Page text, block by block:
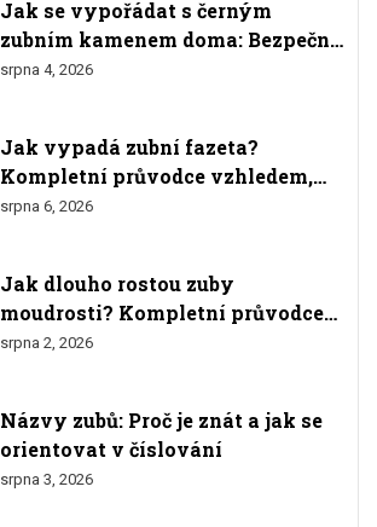
Jak se vypořádat s černým
zubním kamenem doma: Bezpečné
metody a varování
srpna 4, 2026
Jak vypadá zubní fazeta?
Kompletní průvodce vzhledem,
materiály a výsledkem
srpna 6, 2026
Jak dlouho rostou zuby
moudrosti? Kompletní průvodce
růstem, bolestmi a odstraněním
srpna 2, 2026
Názvy zubů: Proč je znát a jak se
orientovat v číslování
srpna 3, 2026